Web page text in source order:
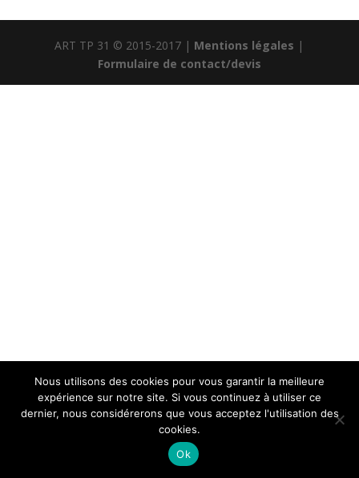
ART TP 31 © 2015-2017 | Mentions légales |
Formulaire de contact/devis
Nous utilisons des cookies pour vous garantir la meilleure
expérience sur notre site. Si vous continuez à utiliser ce
dernier, nous considérerons que vous acceptez l'utilisation des
cookies.
Ok